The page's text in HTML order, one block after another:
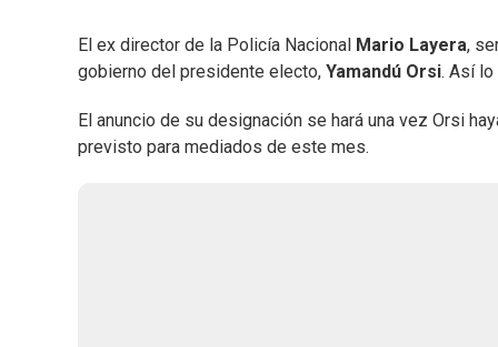
El ex director de la Policía Nacional Mario Layera,
gobierno del presidente electo, Yamandú Orsi. Así lo
El anuncio de su designación se hará una vez Orsi
previsto para mediados de este mes.